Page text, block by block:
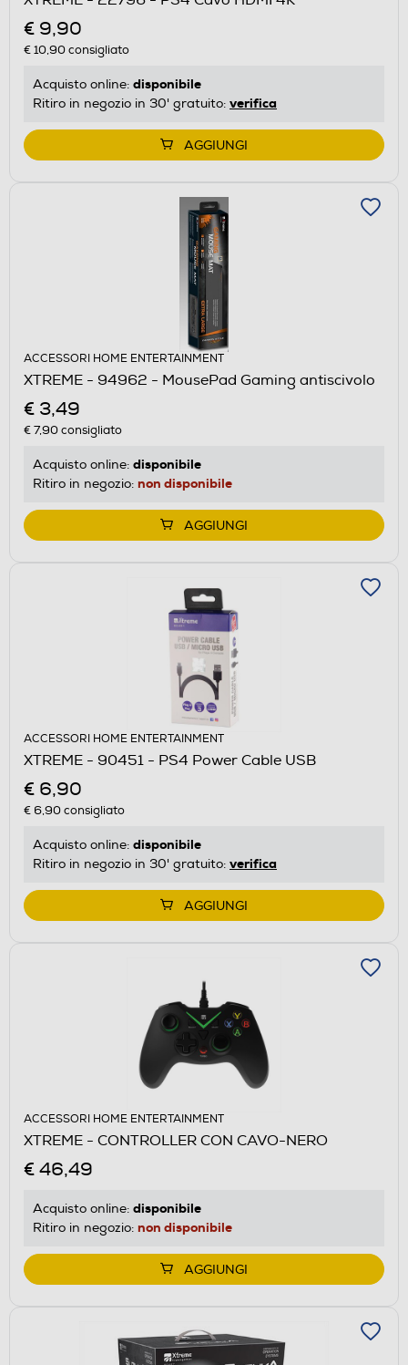
€ 9,90
€ 10,90consigliato
Acquisto online: disponibile
Ritiro in negozio in 30' gratuito: verifica
AGGIUNGI
ACCESSORI HOME ENTERTAINMENT
XTREME - 94962 - MousePad Gaming antiscivolo
€ 3,49
€ 7,90consigliato
Acquisto online: disponibile
Ritiro in negozio: non disponibile
AGGIUNGI
ACCESSORI HOME ENTERTAINMENT
XTREME - 90451 - PS4 Power Cable USB
€ 6,90
€ 6,90consigliato
Acquisto online: disponibile
Ritiro in negozio in 30' gratuito: verifica
AGGIUNGI
ACCESSORI HOME ENTERTAINMENT
XTREME - CONTROLLER CON CAVO-NERO
€ 46,49
Acquisto online: disponibile
Ritiro in negozio: non disponibile
AGGIUNGI